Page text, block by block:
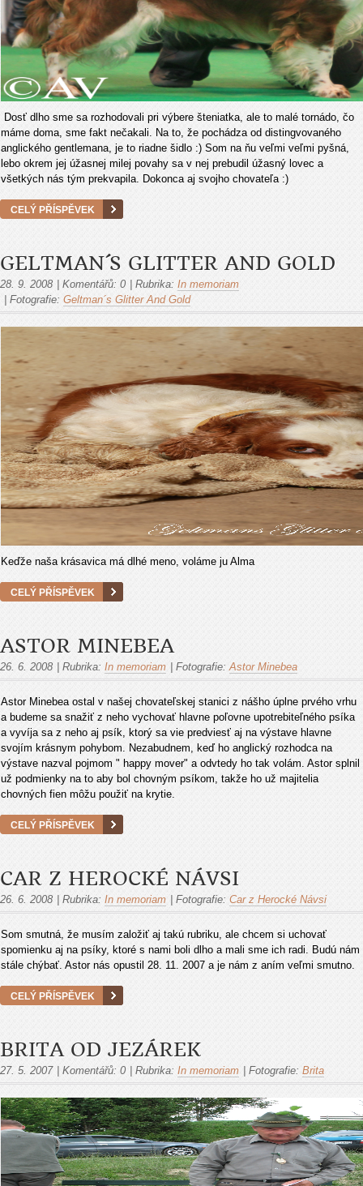
Dosť dlho sme sa rozhodovali pri výbere šteniatka, ale to malé tornádo, čo
máme doma, sme fakt nečakali. Na to, že pochádza od distingvovaného
anglického gentlemana, je to riadne šidlo :) Som na ňu veľmi veľmi pyšná,
lebo okrem jej úžasnej milej povahy sa v nej prebudil úžasný lovec a
všetkých nás tým prekvapila. Dokonca aj svojho chovateľa :)
CELÝ PŘÍSPĚVEK
GELTMAN´S GLITTER AND GOLD
28. 9. 2008 Komentářů: 0 Rubrika: In memoriam
Fotografie: Geltman´s Glitter And Gold
Keďže naša krásavica má dlhé meno, voláme ju Alma
CELÝ PŘÍSPĚVEK
ASTOR MINEBEA
26. 6. 2008 Rubrika: In memoriam Fotografie:Astor Minebea
Astor Minebea ostal v našej chovateľskej stanici z nášho úplne prvého vrhu
a budeme sa snažiť z neho vychovať hlavne poľovne upotrebiteľného psíka
a vyvíja sa z neho aj psík, ktorý sa vie predviesť aj na výstave hlavne
svojím krásnym pohybom. Nezabudnem, keď ho anglický rozhodca na
výstave nazval pojmom " happy mover" a odvtedy ho tak volám. Astor splnil
už podmienky na to aby bol chovným psíkom, takže ho už majitelia
chovných fien môžu použiť na krytie.
CELÝ PŘÍSPĚVEK
CAR Z HEROCKÉ NÁVSI
26. 6. 2008 Rubrika: In memoriam Fotografie: Car z Herocké Návsi
Som smutná, že musím založiť aj takú rubriku, ale chcem si uchovať
spomienku aj na psíky, ktoré s nami boli dlho a mali sme ich radi. Budú nám
stále chýbať. Astor nás opustil 28. 11. 2007 a je nám z aním veľmi smutno.
CELÝ PŘÍSPĚVEK
BRITA OD JEZÁREK
27. 5. 2007 Komentářů: 0 Rubrika: In memoriam Fotografie: Brita